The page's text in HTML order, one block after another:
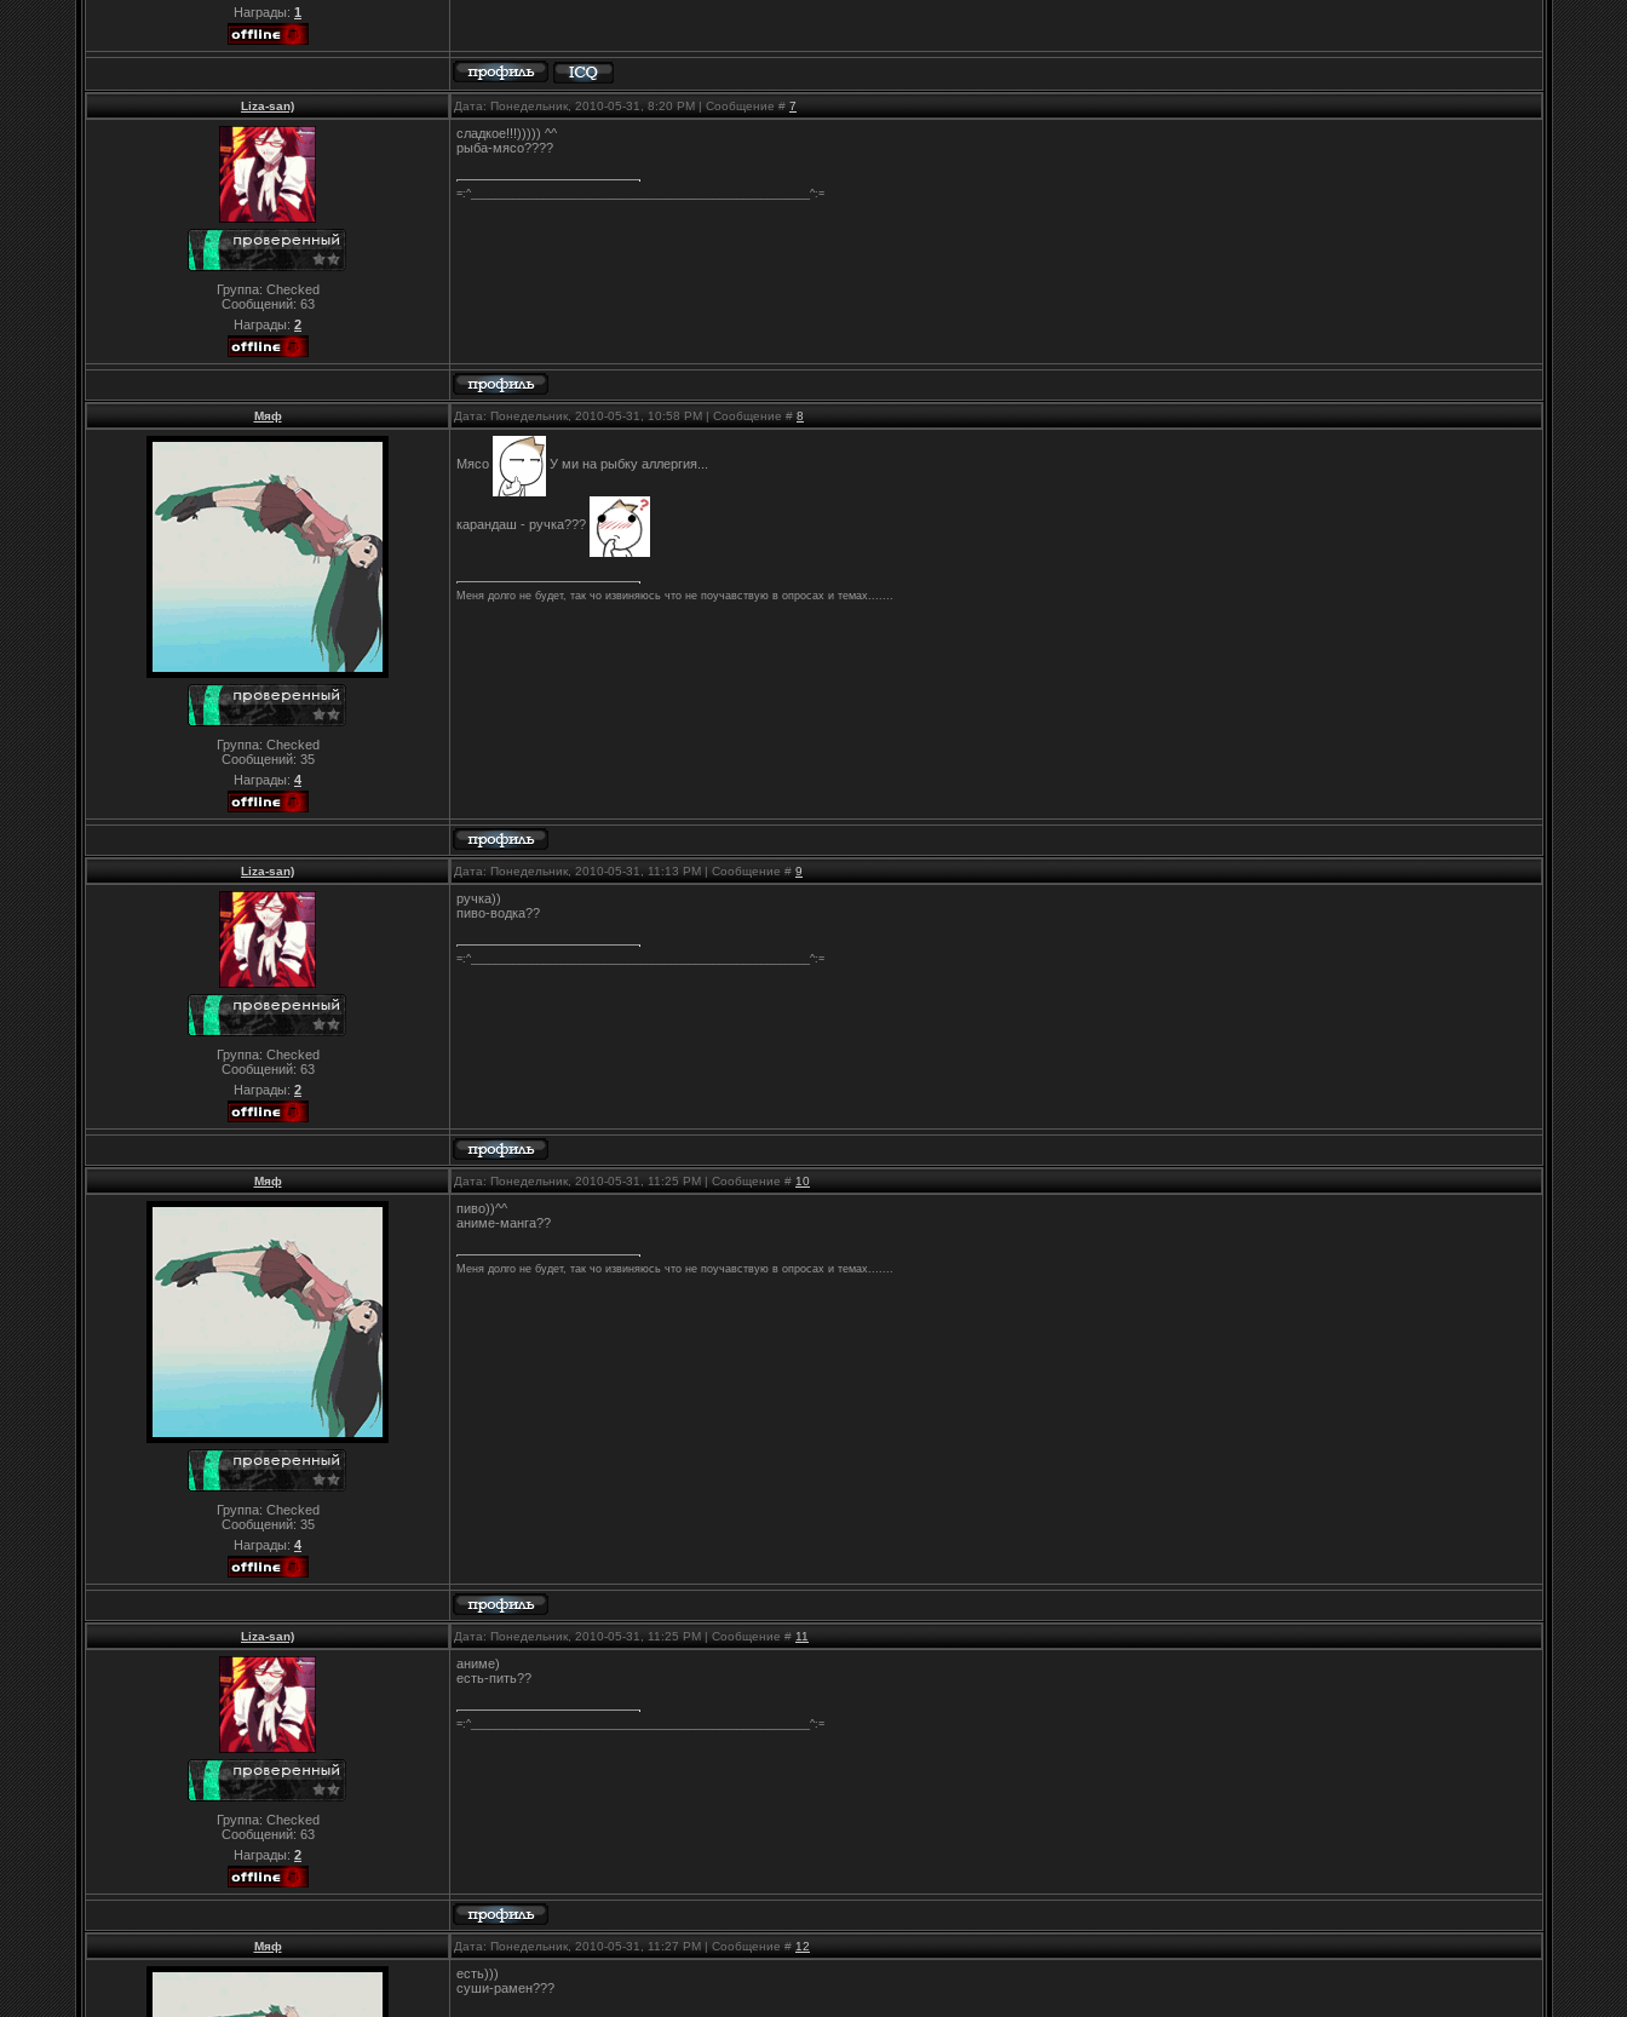
Награды: 1
Liza-san) Дата: Понедельник, 2010-05-31, 8:20 PM | Сообщение # 7
Группа: Checked
Сообщений: 63
Награды: 2
сладкое!!!))))) ^^
рыба-мясо????
=:^________________________________________________________^:=
Мяф Дата: Понедельник, 2010-05-31, 10:58 PM | Сообщение # 8
Группа: Checked
Сообщений: 35
Награды: 4
Мясо У ми на рыбку аллергия...
карандаш - ручка???
Меня долго не будет, так чо извиняюсь что не поучавствую в опросах и темах.......
Liza-san) Дата: Понедельник, 2010-05-31, 11:13 PM | Сообщение # 9
Группа: Checked
Сообщений: 63
Награды: 2
ручка))
пиво-водка??
=:^________________________________________________________^:=
Мяф Дата: Понедельник, 2010-05-31, 11:25 PM | Сообщение # 10
Группа: Checked
Сообщений: 35
Награды: 4
пиво))^^
аниме-манга??
Меня долго не будет, так чо извиняюсь что не поучавствую в опросах и темах.......
Liza-san) Дата: Понедельник, 2010-05-31, 11:25 PM | Сообщение # 11
Группа: Checked
Сообщений: 63
Награды: 2
аниме)
есть-пить??
=:^________________________________________________________^:=
Мяф Дата: Понедельник, 2010-05-31, 11:27 PM | Сообщение # 12
есть)))
суши-рамен???